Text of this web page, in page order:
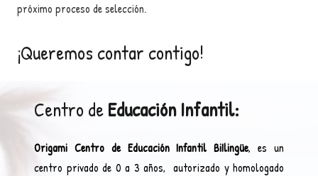
próximo proceso de selección.
¡Queremos contar contigo!
Centro deEducación Infantil:
Origami Centro de Educación Infantil BiIlingüe, es un
centro privado de 0 a 3 años, autorizado y homologado